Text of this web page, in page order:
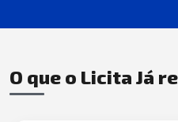
O que o Licita Já